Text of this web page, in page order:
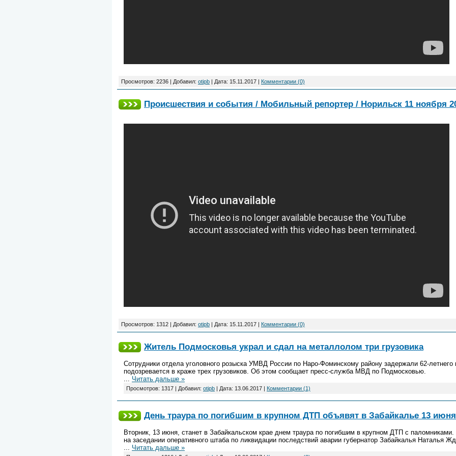
Просмотров: 2236 | Добавил: otipb | Дата: 15.11.2017 Комментарии (0)
Происшествия и события / Мобильный репортер / Норильск 11 ноября
Просмотров: 1312 | Добавил: otipb | Дата: 15.11.2017 Комментарии (0)
Житель Подмосковья украл и сдал на металлолом три грузовика
Сотрудники отдела уголовного розыска УМВД России по Наро-Фоминскому району задержали 62-летнего
подозревается в краже трех грузовиков. Об этом сообщает пресс-служба МВД по Подмосковью.
Читать дальше »
Просмотров: 1317 | Добавил: otipb | Дата: 13.06.2017 | Комментарии (1)
День траура по погибшим в крупном ДТП объявят в Забайкалье 13 июня‍
Вторник, 13 июня, станет в Забайкальском крае днем траура по погибшим в крупном ДТП с паломниками.
на заседании оперативного штаба по ликвидации последствий аварии губернатор Забайкалья Наталья
Читать дальше »